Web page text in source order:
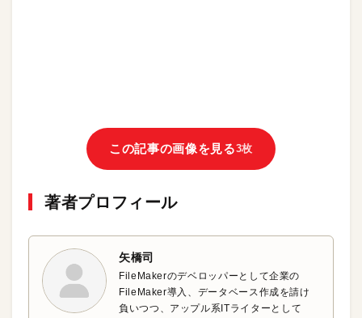
この記事の画像を見る3枚
著者プロフィール
矢橋司
FileMakerのデベロッパーとして企業の
FileMaker導入、データベース作成を請け
負いつつ、アップル系ITライターとして